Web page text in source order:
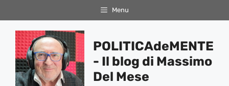
al
contenuto
Menu
POLITICAdeMENTE
- Il blog di Massimo
Del Mese